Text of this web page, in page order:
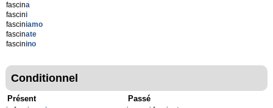
fascina
fascini
fasciniamo
fascinate
fascinino
Conditionnel
Présent Passé